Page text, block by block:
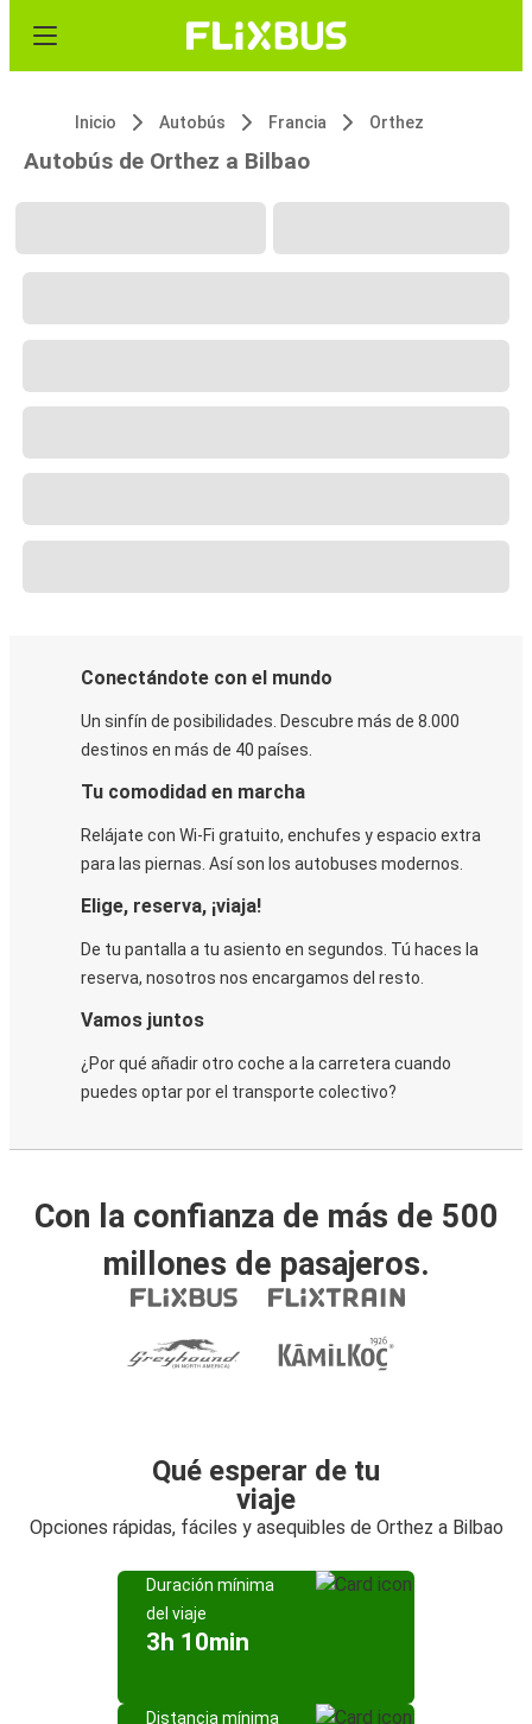
Inicio Autobús Francia Orthez
Autobús de Orthez a Bilbao
Conectándote con el mundo
Un sinfín de posibilidades. Descubre más de 8.000
destinos en más de 40 países.
Tu comodidad en marcha
Relájate con Wi-Fi gratuito, enchufes y espacio extra
para las piernas. Así son los autobuses modernos.
Elige, reserva, ¡viaja!
De tu pantalla a tu asiento en segundos. Tú haces la
reserva, nosotros nos encargamos del resto.
Vamos juntos
¿Por qué añadir otro coche a la carretera cuando
puedes optar por el transporte colectivo?
Con la confianza de más de 500
millones de pasajeros.
Qué esperar de tu
viaje
Opciones rápidas, fáciles y asequibles de Orthez a Bilbao
Duración mínima
del viaje
3h 10min
Distancia mínima